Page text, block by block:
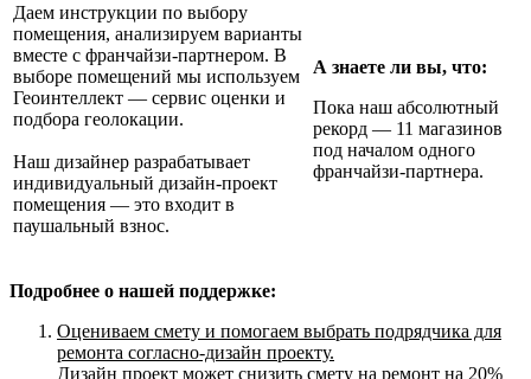
Даем инструкции по выбору
помещения, анализируем варианты
вместе с франчайзи-партнером. В
выборе помещений мы используем
Геоинтеллект — сервис оценки и
подбора геолокации.
Наш дизайнер разрабатывает
индивидуальный дизайн-проект
помещения — это входит в
паушальный взнос.
А знаете ли вы, что:
Пока наш абсолютный
рекорд — 11 магазинов
под началом одного
франчайзи-партнера.
Подробнее о нашей поддержке:
Оцениваем смету и помогаем выбрать подрядчика для
ремонта согласно-дизайн проекту.
Дизайн проект может снизить смету на ремонт на 20%